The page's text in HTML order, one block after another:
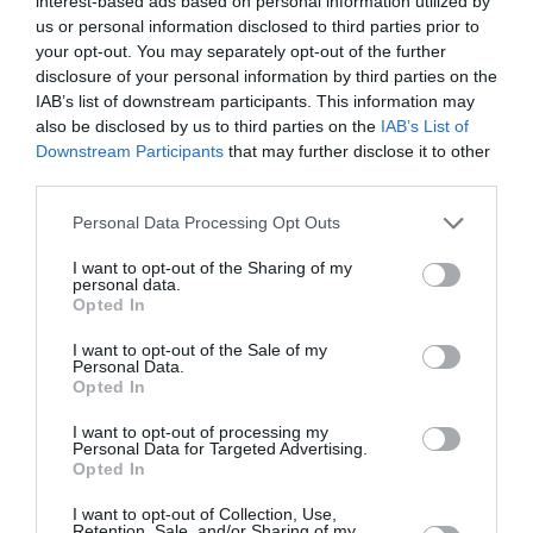
us or personal information disclosed to third parties prior to
your opt-out. You may separately opt-out of the further
disclosure of your personal information by third parties on the
IAB’s list of downstream participants. This information may
also be disclosed by us to third parties on the IAB’s List of
Downstream Participants that may further disclose it to other
Personal Data Processing Opt Outs
I want to opt-out of the Sharing of my
personal data.
Opted In
I want to opt-out of the Sale of my
Personal Data.
Opted In
I want to opt-out of processing my
Personal Data for Targeted Advertising.
Opted In
I want to opt-out of Collection, Use,
CHECK LASTa commenté :
28 juin 2025 - 0 h 52 min
Les 10 dernières années
1185 personnes sont mortes dans des boing
395 dans des Airbus….Tout est dit !!
boing compte 40% d accidents en plus qu Airbus et ce n est
parce qu il vole plus de boing dans le monde….
min
Jusqu’à preuve du contraire aucune enquête aucune
india est une défaillance et encore une erreur de
Boeing ça c’est dans ta tête, mais apparemment
professionnalisme des compagnies aériennes